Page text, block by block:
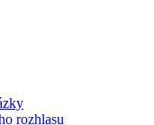
rozhlasu